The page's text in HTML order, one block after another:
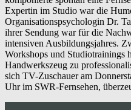
Expertin im Studio war die
Organisationspsychologin Dr.
ihrer Sendung war für die
intensiven Ausbildungsjahres.
Workshops und Studiotrainings
Handwerkszeug zu
sich TV-Zuschauer am
Uhr im SWR-Fernsehen,